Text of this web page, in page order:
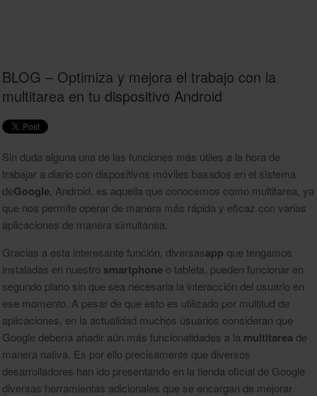
BLOG – Optimiza y mejora el trabajo con la
multitarea en tu dispositivo Android
Sin duda alguna una de las funciones más útiles a la hora de
trabajar a diario con dispositivos móviles basados en el sistema
deGoogle , Android, es aquella que conocemos como multitarea, ya
que nos permite operar de manera más rápida y eficaz con varias
aplicaciones de manera simultánea.
Gracias a esta interesante función, diversasapp que tengamos
instaladas en nuestro smartphone o tableta, pueden funcionar en
segundo plano sin que sea necesaria la interacción del usuario en
ese momento. A pesar de que esto es utilizado por multitud de
aplicaciones, en la actualidad muchos usuarios consideran que
Google debería añadir aún más funcionalidades a la multitarea de
manera nativa. Es por ello precisamente que diversos
desarrolladores han ido presentando en la tienda oficial de Google
diversas herramientas adicionales que se encargan de mejorar